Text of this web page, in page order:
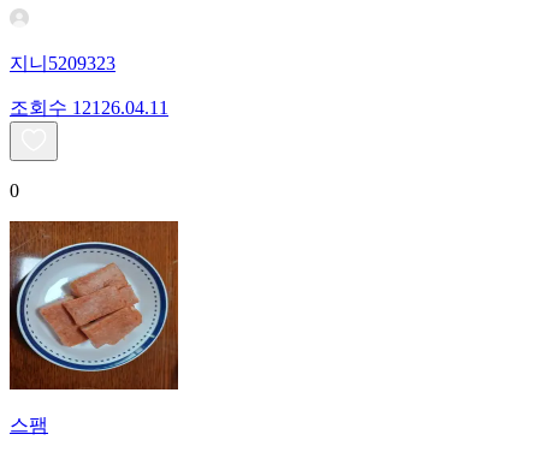
지니5209323
조회수 121 26.04.11
0
스팸